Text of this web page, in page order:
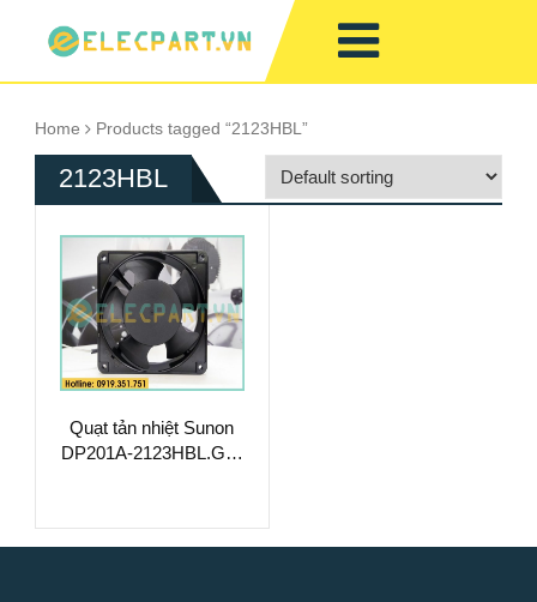
Home Products tagged “2123HBL”
2123HBL
Quạt tản nhiệt Sunon
DP201A-2123HBL.GN,